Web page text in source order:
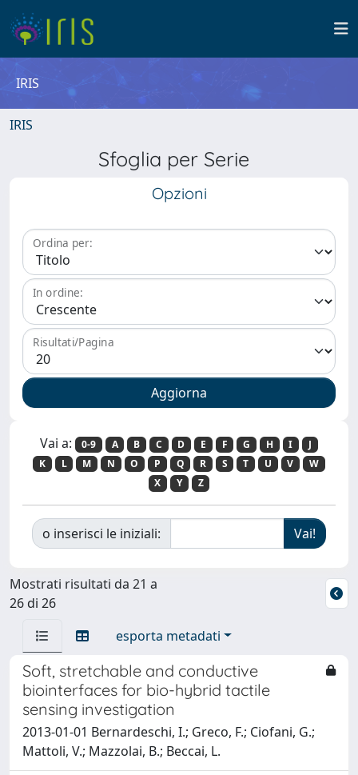
IRIS
IRIS
Sfoglia per Serie
Opzioni
Ordina per:
In ordine:
Risultati/Pagina
Vai a: 0-9 A B C D E F G H I
J
K
L M N O P Q R S T U V
W
X
Y Z
o inserisci le iniziali:
Mostrati risultati da 21 a
26 di 26
esporta metadati
Soft, stretchable and conductive
biointerfaces for bio-hybrid tactile
sensing investigation
2013-01-01 Bernardeschi, I.; Greco, F.; Ciofani, G.;
Mattoli, V.; Mazzolai, B.; Beccai, L.